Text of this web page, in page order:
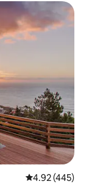
レビュー445
4.92 (445)